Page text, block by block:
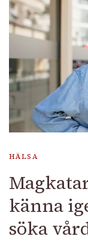
HÄLSA
känna
söka